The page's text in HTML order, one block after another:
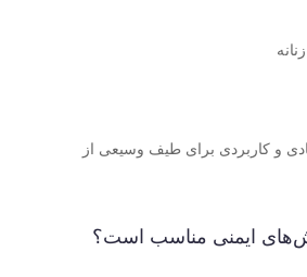
و کاربردی برای طیف وسیعی از
ایمنی مناسب است؟